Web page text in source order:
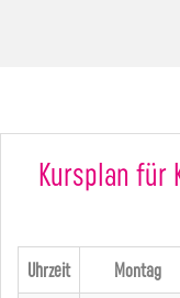
Kursplan für
Uhrzeit Montag